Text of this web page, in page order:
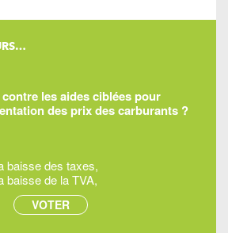
les aides ciblées pour
des prix des carburants ?
baisse des taxes,
baisse de la TVA,